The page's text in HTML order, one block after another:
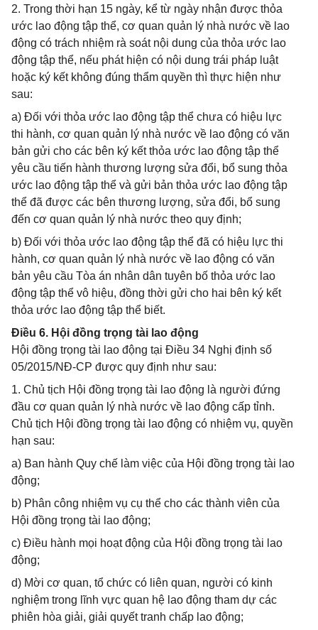
2. Trong thời hạn 15 ngày, kể từ ngày nhận được thỏa
ước lao động tập thể, cơ quan quản lý nhà nước về lao
động có trách nhiệm rà soát nội dung của thỏa ước lao
động tập thể, nếu phát hiện có nội dung trái pháp luật
hoặc ký kết không đúng thẩm quyền thì thực hiện như
sau:
a) Đối với thỏa ước lao động tập thể chưa có hiệu lực
thi hành, cơ quan quản lý nhà nước về lao động có văn
bản gửi cho các bên ký kết thỏa ước lao động tập thể
yêu cầu tiến hành thương lượng sửa đổi, bổ sung thỏa
ước lao động tập thể và gửi bản thỏa ước lao động tập
thể đã được các bên thương lượng, sửa đổi, bổ sung
đến cơ quan quản lý nhà nước theo quy định;
b) Đối với thỏa ước lao động tập thể đã có hiệu lực thi
hành, cơ quan quản lý nhà nước về lao động có văn
bản yêu cầu Tòa án nhân dân tuyên bố thỏa ước lao
động tập thể vô hiệu, đồng thời gửi cho hai bên ký kết
thỏa ước lao động tập thể biết.
Điều 6. Hội đồng trọng tài lao động
Hội đồng trọng tài lao động tại Điều 34 Nghị định số
05/2015/NĐ-CP được quy định như sau:
1. Chủ tịch Hội đồng trọng tài lao động là người đứng
đầu cơ quan quản lý nhà nước về lao động cấp tỉnh.
Chủ tịch Hội đồng trọng tài lao động có nhiệm vụ, quyền
hạn sau:
a) Ban hành Quy chế làm việc của Hội đồng trọng tài lao
động;
b) Phân công nhiệm vụ cụ thể cho các thành viên của
Hội đồng trọng tài lao động;
c) Điều hành mọi hoạt động của Hội đồng trọng tài lao
động;
d) Mời cơ quan, tổ chức có liên quan, người có kinh
nghiệm trong lĩnh vực quan hệ lao động tham dự các
phiên hòa giải, giải quyết tranh chấp lao động;